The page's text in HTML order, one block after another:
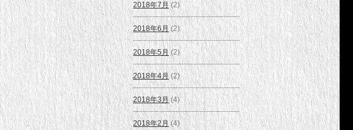
2018年7月(2)
2018年6月(2)
2018年5月(2)
2018年4月(2)
2018年3月(4)
2018年2月(4)